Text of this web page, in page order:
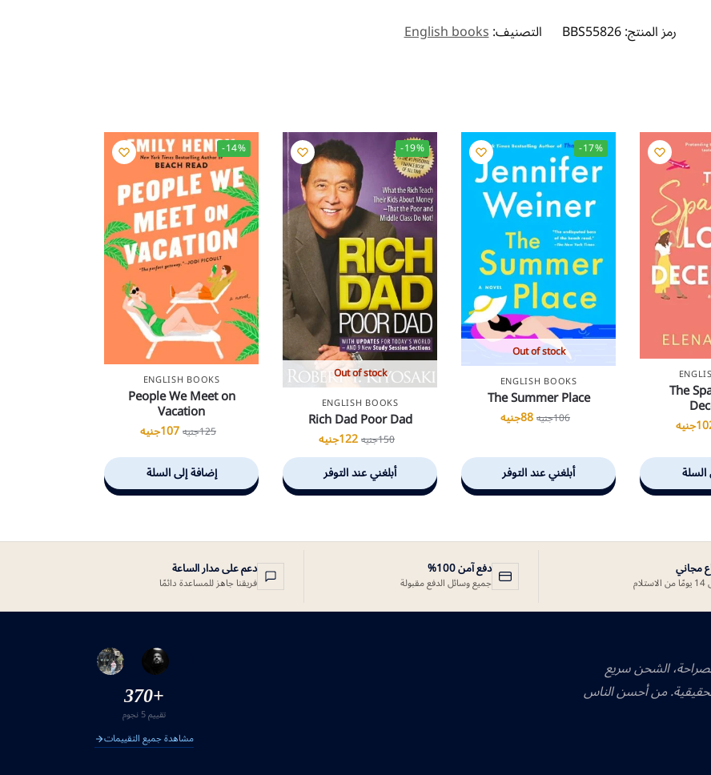
رمز المنتج:BBS55826 التصنيف:English books
The
جنيه
-17%
Out of stock
ENGLISH BOOKS
The Summer Place
106جنيه88جنيه
أبلغني عند التوفر
-19%
Out of stock
ENGLISH BOOKS
Rich Dad Poor Dad
150جنيه122جنيه
أبلغني عند التوفر
-14%
ENGLISH BOOKS
People We Meet on
Vacation
125جنيه107جنيه
إضافة إلى السلة
مجاني دفع آمن 100%
جميع وسائل الدفع مقبولة
دعم على مدار الساعة
فريقنا جاهز للمساعدة دائمًا
الشحن سريع
من أحسن الناس
+370
تقييم 5 نجوم
مشاهدة جميع التقييمات